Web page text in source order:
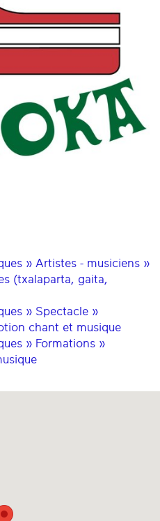
» Artistes - musiciens »
(txalaparta, gaita,
» Spectacle »
chant et musique
» Formations »